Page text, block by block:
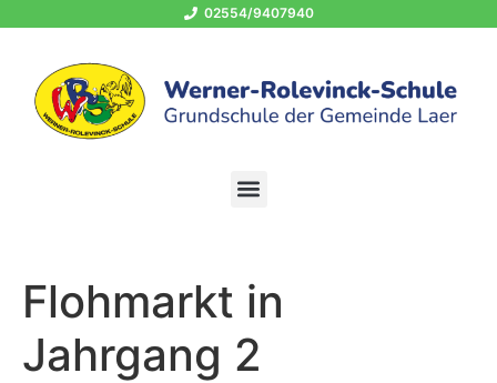
02554/9407940
Flohmarkt in
Jahrgang 2